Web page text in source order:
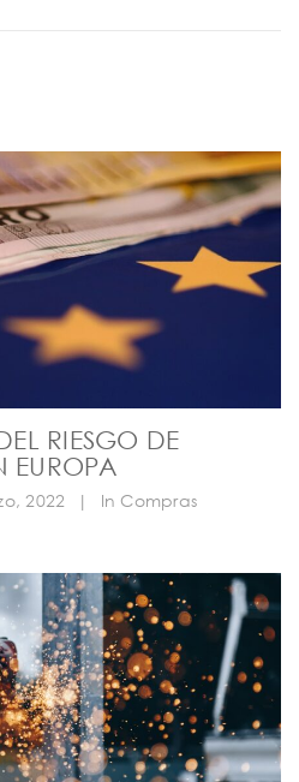
RIESGO DE
EUROPA
2022 | In Compras